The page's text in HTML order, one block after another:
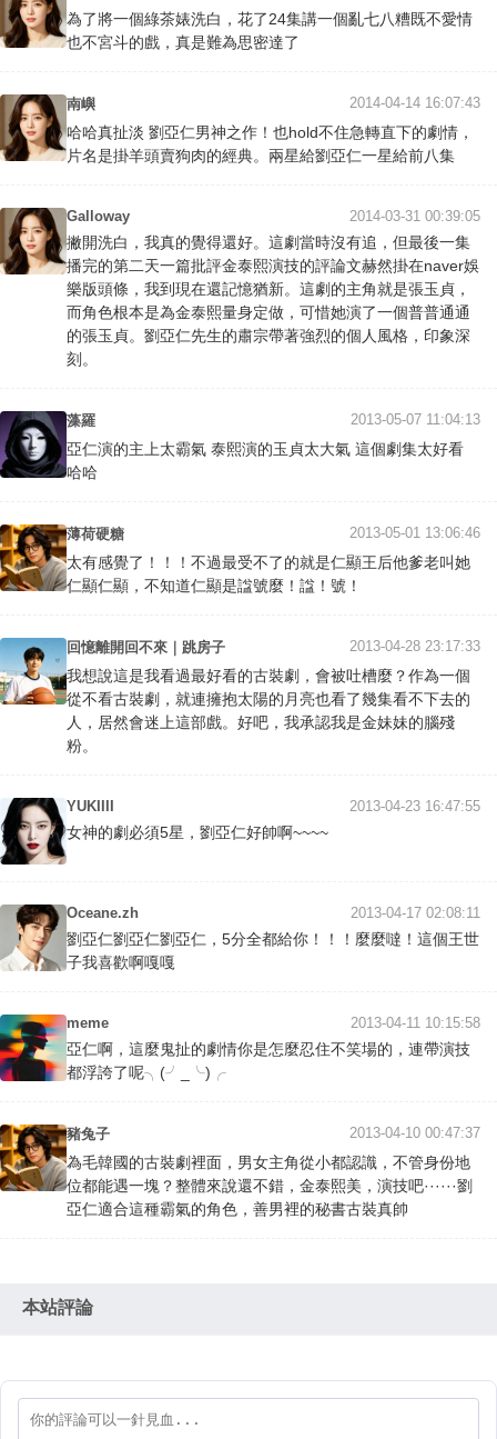
為了將一個綠茶婊洗白，花了24集講一個亂七八糟既不愛情
也不宮斗的戲，真是難為思密達了
南嶼 2014-04-14 16:07:43
哈哈真扯淡 劉亞仁男神之作！也hold不住急轉直下的劇情，
片名是掛羊頭賣狗肉的經典。兩星給劉亞仁一星給前八集
Galloway 2014-03-31 00:39:05
撇開洗白，我真的覺得還好。這劇當時沒有追，但最後一集
播完的第二天一篇批評金泰熙演技的評論文赫然掛在naver娛
樂版頭條，我到現在還記憶猶新。這劇的主角就是張玉貞，
而角色根本是為金泰熙量身定做，可惜她演了一個普普通通
的張玉貞。劉亞仁先生的肅宗帶著強烈的個人風格，印象深
刻。
藻羅 2013-05-07 11:04:13
亞仁演的主上太霸氣 泰熙演的玉貞太大氣 這個劇集太好看
哈哈
薄荷硬糖 2013-05-01 13:06:46
太有感覺了！！！不過最受不了的就是仁顯王后他爹老叫她
仁顯仁顯，不知道仁顯是諡號麼！諡！號！
回憶離開回不來｜跳房子 2013-04-28 23:17:33
我想說這是我看過最好看的古裝劇，會被吐槽麼？作為一個
從不看古裝劇，就連擁抱太陽的月亮也看了幾集看不下去的
人，居然會迷上這部戲。好吧，我承認我是金妹妹的腦殘
粉。
YUKIIII 2013-04-23 16:47:55
女神的劇必須5星，劉亞仁好帥啊~~~~
Oceane.zh 2013-04-17 02:08:11
劉亞仁劉亞仁劉亞仁，5分全都給你！！！麼麼噠！這個王世
子我喜歡啊嘎嘎
meme 2013-04-11 10:15:58
亞仁啊，這麼鬼扯的劇情你是怎麼忍住不笑場的，連帶演技
都浮誇了呢╮(╯_╰)╭
豬兔子 2013-04-10 00:47:37
為毛韓國的古裝劇裡面，男女主角從小都認識，不管身份地
位都能遇一塊？整體來說還不錯，金泰熙美，演技吧······劉
亞仁適合這種霸氣的角色，善男裡的秘書古裝真帥
本站評論